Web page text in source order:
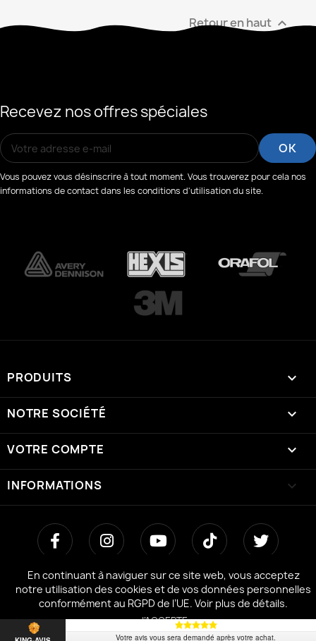
Retour en haut 
Recevez nos offres spéciales
Vous pouvez vous désinscrire à tout moment. Vous trouverez pour cela nos
informations de contact dans les conditions d'utilisation du site.
PRODUITS 
NOTRE SOCIÉTÉ 
VOTRE COMPTE 
INFORMATIONS keyboard_arrow_down
En continuant à naviguer sur ce site web, vous acceptez
notre utilisation des cookies et de vos données personnelles
conformément au RGPD de l’UE. Voir plus de détails.
J’ACCEPTE
Votre avis vous sera demandé après votre achat.